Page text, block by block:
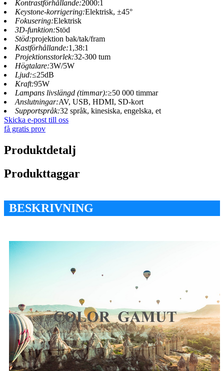
Kontrastförhållande:2000:1
Keystone-korrigering:Elektrisk, ±45°
Fokusering:Elektrisk
3D-funktion:Stöd
Stöd:projektion bak/tak/fram
Kastförhållande:1,38:1
Projektionsstorlek:32-300 tum
Högtalare:3W/5W
Ljud:≤25dB
Kraft:95W
Lampans livslängd (timmar):≥50 000 timmar
Anslutningar:AV, USB, HDMI, SD-kort
Supportspråk:32 språk, kinesiska, engelska, et
Skicka e-post till oss
få gratis prov
Produktdetalj
Produkttaggar
BESKRIVNING